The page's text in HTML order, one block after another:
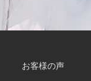
お客様の声